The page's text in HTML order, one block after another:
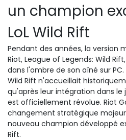
un champion
LoL Wild Rift
Pendant des années, la version
Riot, League of Legends: Wild
dans l'ombre de son aîné sur
Wild Rift n'accueillait
qu'après leur intégration dans
est officiellement révolue. Riot
changement stratégique
nouveau champion développé
Rift.